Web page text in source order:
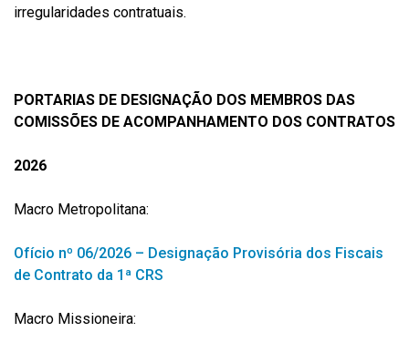
irregularidades contratuais.
PORTARIAS DE DESIGNAÇÃO DOS MEMBROS DAS
COMISSÕES DE ACOMPANHAMENTO DOS CONTRATOS
2026
Macro Metropolitana:
Ofício nº 06/2026 – Designação Provisória dos Fiscais
de Contrato da 1ª CRS
Macro Missioneira: